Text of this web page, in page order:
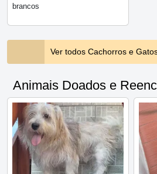
brancos
Ver todos Cachorros e
Animais Doados e